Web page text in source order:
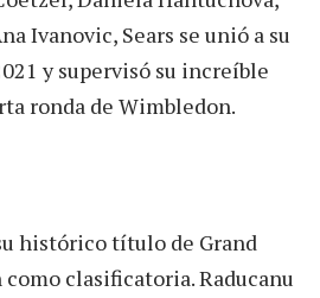
Ivanovic, Sears se unió a su
y supervisó su increíble
ronda de Wimbledon.
histórico título de Grand
como clasificatoria. Raducanu